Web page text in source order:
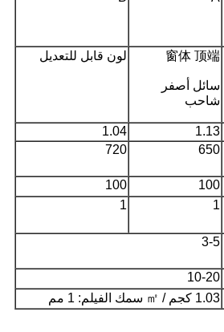
窗体 顶端
سائل أصفر
شاحب
لون قابل للتعديل
1.13
1.04
650
720
100
100
1
1
3-5
10-20
1.03 كجم / ㎡ سمك الفيلم: 1 مم